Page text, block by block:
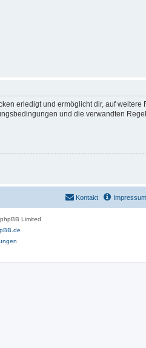
erledigt und ermöglicht dir, auf
und die verwandten
Impressum
Kontakt
Limited